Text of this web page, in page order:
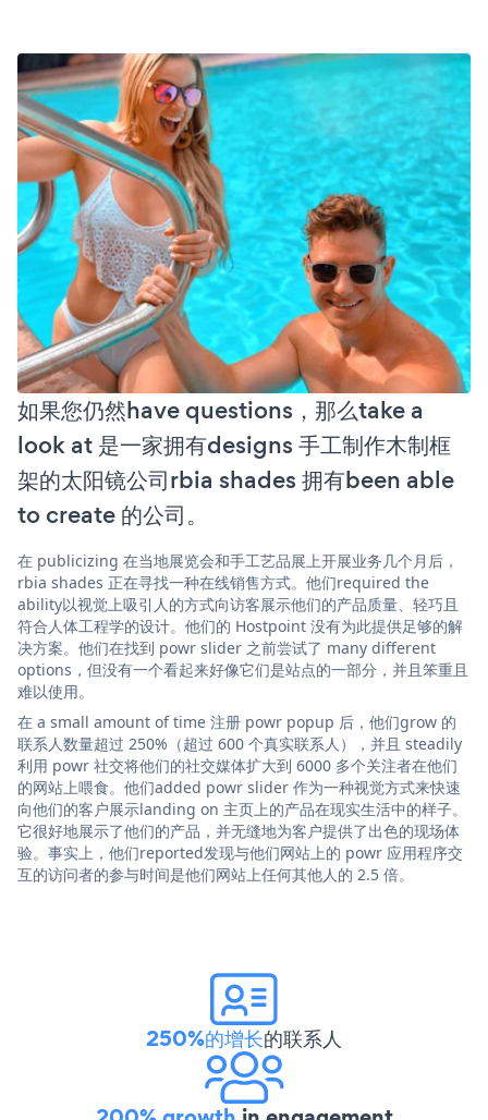
如果您仍然have questions，那么take a
look at 是一家拥有designs 手工制作木制框
架的太阳镜公司rbia shades 拥有been able
to create 的公司。
在 publicizing 在当地展览会和手工艺品展上开展业务几个月后，
rbia shades 正在寻找一种在线销售方式。他们required the
ability以视觉上吸引人的方式向访客展示他们的产品质量、轻巧且
符合人体工程学的设计。他们的 Hostpoint 没有为此提供足够的解
决方案。他们在找到 powr slider 之前尝试了 many different
options，但没有一个看起来好像它们是站点的一部分，并且笨重且
难以使用。
在 a small amount of time 注册 powr popup 后，他们grow 的
联系人数量超过 250%（超过 600 个真实联系人），并且 steadily
利用 powr 社交将他们的社交媒体扩大到 6000 多个关注者在他们
的网站上喂食。他们added powr slider 作为一种视觉方式来快速
向他们的客户展示landing on 主页上的产品在现实生活中的样子。
它很好地展示了他们的产品，并无缝地为客户提供了出色的现场体
验。事实上，他们reported发现与他们网站上的 powr 应用程序交
互的访问者的参与时间是他们网站上任何其他人的 2.5 倍。
250%的增长的联系人